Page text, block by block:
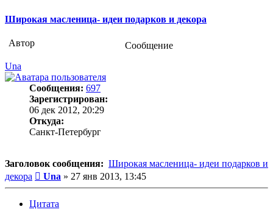
Широкая масленица- идеи подарков и декора
Автор
Сообщение
Una
Сообщения: 697
Зарегистрирован:
06 дек 2012, 20:29
Откуда:
Санкт-Петербург
Заголовок сообщения: Широкая масленица- идеи подарков и
декора
Сообщение
Una » 27 янв 2013, 13:45
Цитата